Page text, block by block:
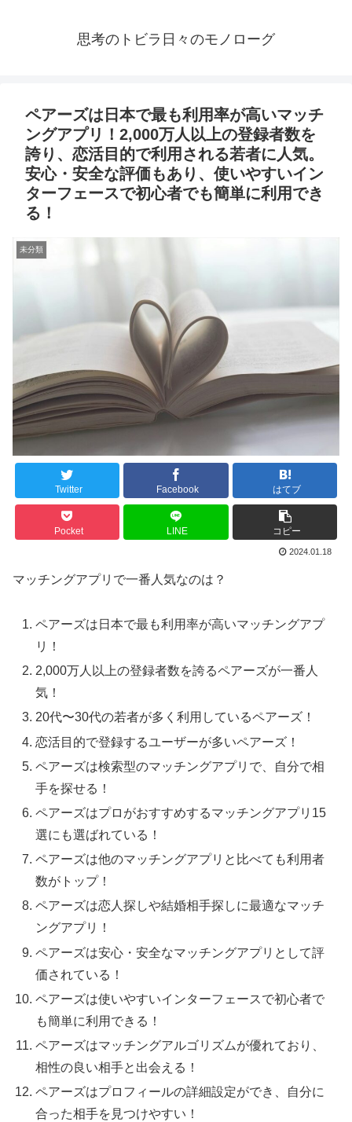
思考のトビラ日々のモノローグ
ペアーズは日本で最も利用率が高いマッチ
ングアプリ！2,000万人以上の登録者数を
誇り、恋活目的で利用される若者に人気。
安心・安全な評価もあり、使いやすいイン
ターフェースで初心者でも簡単に利用でき
る！
未分類
Twitter Facebook はてブ
Pocket LINE コピー
2024.01.18
マッチングアプリで一番人気なのは？
ペアーズは日本で最も利用率が高いマッチングアプ
リ！
2,000万人以上の登録者数を誇るペアーズが一番人
気！
20代〜30代の若者が多く利用しているペアーズ！
恋活目的で登録するユーザーが多いペアーズ！
ペアーズは検索型のマッチングアプリで、自分で相
手を探せる！
ペアーズはプロがおすすめするマッチングアプリ15
選にも選ばれている！
ペアーズは他のマッチングアプリと比べても利用者
数がトップ！
ペアーズは恋人探しや結婚相手探しに最適なマッチ
ングアプリ！
ペアーズは安心・安全なマッチングアプリとして評
価されている！
ペアーズは使いやすいインターフェースで初心者で
も簡単に利用できる！
ペアーズはマッチングアルゴリズムが優れており、
相性の良い相手と出会える！
ペアーズはプロフィールの詳細設定ができ、自分に
合った相手を見つけやすい！